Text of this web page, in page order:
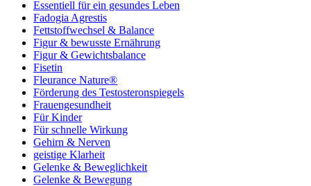
Essentiell für ein gesundes Leben
Fadogia Agrestis
Fettstoffwechsel & Balance
Figur & bewusste Ernährung
Figur & Gewichtsbalance
Fisetin
Fleurance Nature®
Förderung des Testosteronspiegels
Frauengesundheit
Für Kinder
Für schnelle Wirkung
Gehirn & Nerven
geistige Klarheit
Gelenke & Beweglichkeit
Gelenke & Bewegung